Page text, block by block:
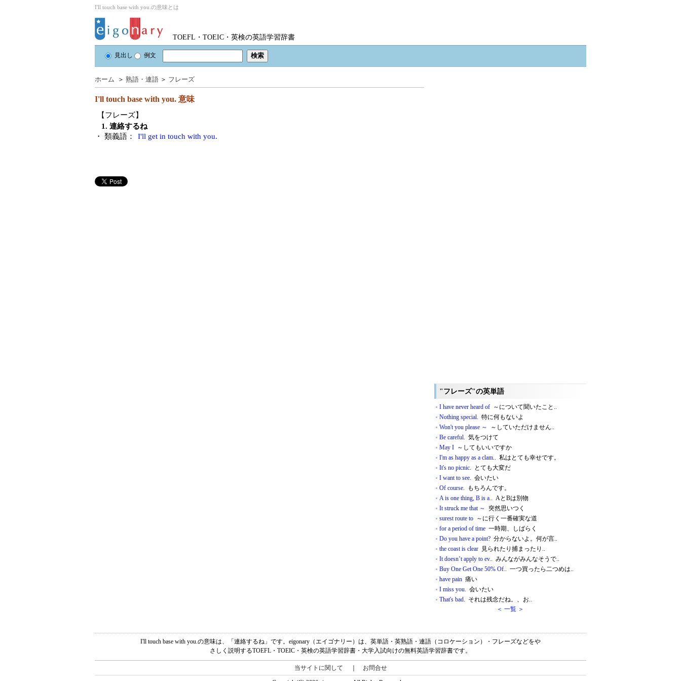
I'll touch base with you.の意味とは
TOEFL・TOEIC・英検の英語学習辞書
見出し 例文
ホーム ＞ 熟語・連語 ＞ フレーズ
I'll touch base with you. 意味
【フレーズ】
1. 連絡するね
・ 類義語：
I'll get in touch with you.
"フレーズ"の英単語
I have never heard of ～について聞いたこと..
Nothing special. 特に何もないよ
Won't you please ～
～していただけません..
Be careful. 気をつけて
May I ～してもいいですか
I'm as happy as a clam.. 私はとても幸せです。
It's no picnic. とても大変だ
I want to see. 会いたい
Of course. もちろんです。
A is one thing, B is a.. AとBは別物
It struck me that ～
突然思いつく
surest route to ～に行く一番確実な道
for a period of time 一時期、しばらく
Do you have a point? 分からないよ。何が言..
the coast is clear 見られたり捕まったり..
It doesn’t apply to ev.. みんながみんなそうで..
Buy One Get One 50% Of.. 一つ買ったら二つめは..
have pain 痛い
I miss you. 会いたい
That's bad. それは残念だね。、お..
＜ 一覧 ＞
I'll touch base with you.の意味は、「連絡するね」です。eigonary（エイゴナリー）は、英単語・英熟語・連語（コロケーション）・フレーズなどをや
さしく説明するTOEFL・TOEIC・英検の英語学習辞書・大学入試向けの無料英語学習辞書です。
当サイトに関して お問合せ